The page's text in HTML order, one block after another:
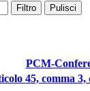
Filtro Pulisci
PCM-
45, comma